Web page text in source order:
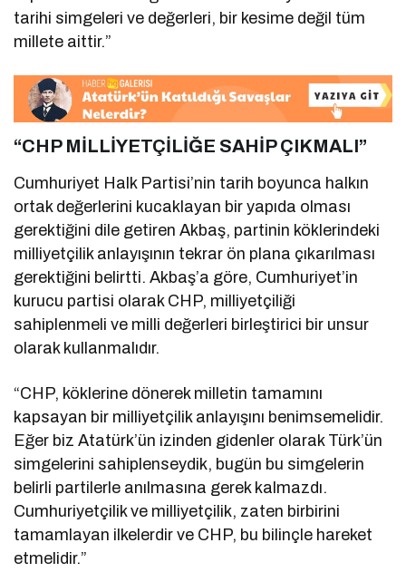
tarihi simgeleri ve değerleri, bir kesime değil tüm
millete aittir.”
“CHP MİLLİYETÇİLİĞE SAHİP ÇIKMALI”
Cumhuriyet Halk Partisi’nin tarih boyunca halkın
ortak değerlerini kucaklayan bir yapıda olması
gerektiğini dile getiren Akbaş, partinin köklerindeki
milliyetçilik anlayışının tekrar ön plana çıkarılması
gerektiğini belirtti. Akbaş’a göre, Cumhuriyet’in
kurucu partisi olarak CHP, milliyetçiliği
sahiplenmeli ve milli değerleri birleştirici bir unsur
olarak kullanmalıdır.
“CHP, köklerine dönerek milletin tamamını
kapsayan bir milliyetçilik anlayışını benimsemelidir.
Eğer biz Atatürk’ün izinden gidenler olarak Türk’ün
simgelerini sahiplenseydik, bugün bu simgelerin
belirli partilerle anılmasına gerek kalmazdı.
Cumhuriyetçilik ve milliyetçilik, zaten birbirini
tamamlayan ilkelerdir ve CHP, bu bilinçle hareket
etmelidir.”